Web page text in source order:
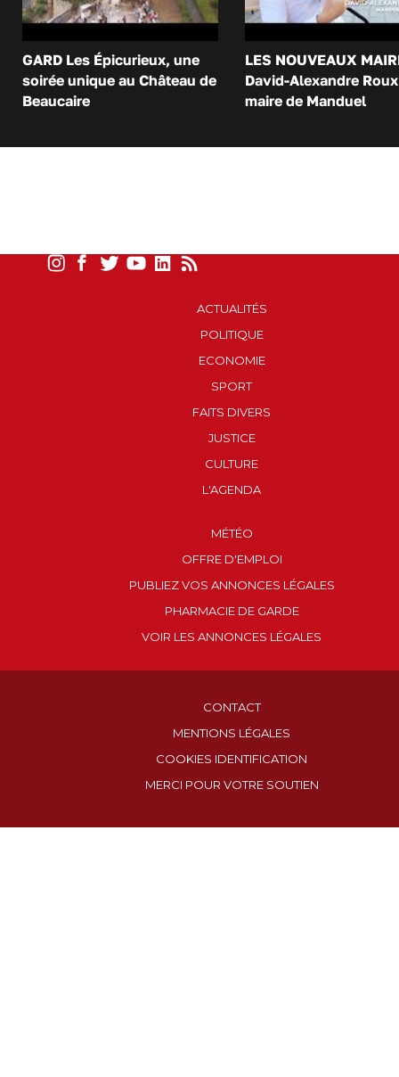
GARD Les Épicurieux, une
soirée unique au Château de
Beaucaire
LES NOUVEAUX
David-Alexandre
maire de Manduel
ACTUALITÉS
POLITIQUE
ECONOMIE
SPORT
FAITS DIVERS
JUSTICE
CULTURE
L'AGENDA
MÉTÉO
OFFRE D'EMPLOI
PUBLIEZ VOS ANNONCES LÉGALES
PHARMACIE DE GARDE
VOIR LES ANNONCES LÉGALES
CONTACT
MENTIONS LÉGALES
COOKIES IDENTIFICATION
MERCI POUR VOTRE SOUTIEN